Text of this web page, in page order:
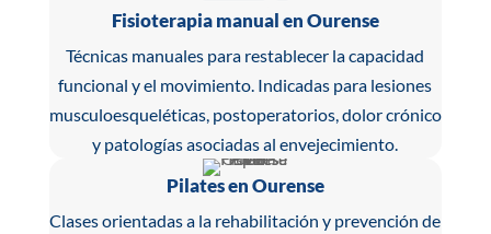
Fisioterapia manual en Ourense
Técnicas manuales para restablecer la capacidad
funcional y el movimiento. Indicadas para lesiones
musculoesqueléticas, postoperatorios, dolor crónico
y patologías asociadas al envejecimiento.
Pilates en Ourense
Clases orientadas a la rehabilitación y prevención de